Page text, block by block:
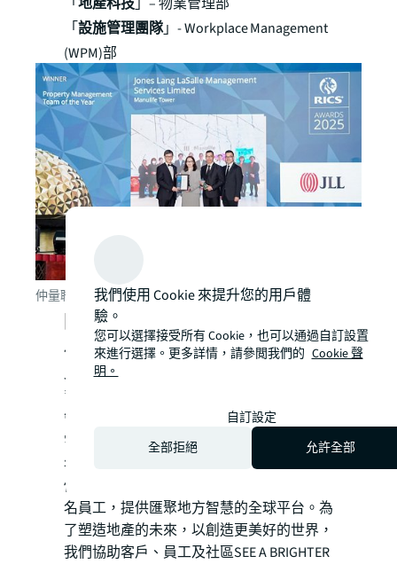
「設施管理團隊」- Workplace Management
(WPM)部
仲量聯行物業管理部資深董事林靜儀(左二)接受RICS獎項
關於仲量聯行
仲量聯行（紐約證券交易所上市代號：
JLL）為領先的全球商業地產和投資管理公
司，過去200年為客戶購置、興建、租用、
管理及投資多元化的商業、工業、酒店、住
宅及零售物業。仲量聯行為財富500®公司，
年收入達234億美元，業務遍佈全球超過80
個國家，以及我們分佈全球的超過112,000
名員工，提供匯聚地方智慧的全球平台。為
了塑造地產的未來，以創造更美好的世界，
我們協助客戶、員工及社區SEE A BRIGHTER
我們使用 Cookie 來提升您的用戶體
驗。
您可以選擇接受所有 Cookie，也可以通過自訂設置
來進行選擇。更多詳情，請參閲我們的 Cookie 聲
明。
自訂設定
全部拒絕
允許全部